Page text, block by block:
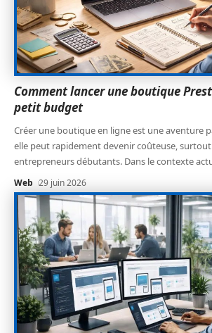
Comment lancer une boutique
petit budget
Créer une boutique en ligne est une aventure
elle peut rapidement devenir coûteuse,
entrepreneurs débutants. Dans le contexte
Web 29 juin 2026